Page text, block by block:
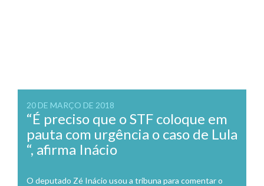
20 DE MARÇO DE 2018
“É preciso que o STF coloque em
pauta com urgência o caso de Lula
“, afirma Inácio
O deputado Zé Inácio usou a tribuna para comentar o